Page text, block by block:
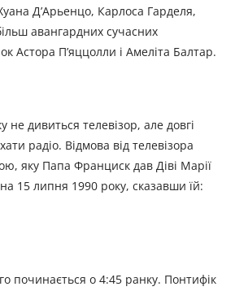
Д’Арьенцо, Карлоса Гарделя,
авангардних сучасних
Астора П’яццолли і Амеліта Балтар.
не дивиться телевізор, але довгі
радіо. Відмова від телевізора
яку Папа Франциск дав Діві Марії
15 липня 1990 року, сказавши їй:
починається о 4:45 ранку. Понтифік